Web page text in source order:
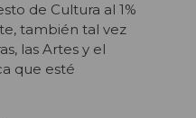
de Cultura al 1%
también tal vez
las Artes y el
que esté